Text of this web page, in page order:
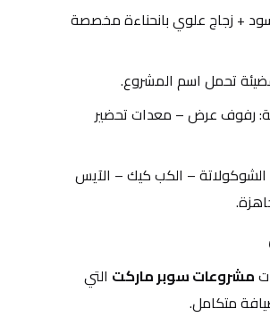
تحمل اسم المشروع.
التجهيزات الخلفية: رفوف عرض – معدات تحضير
مشروعات سوبر ماركت
متكامل.